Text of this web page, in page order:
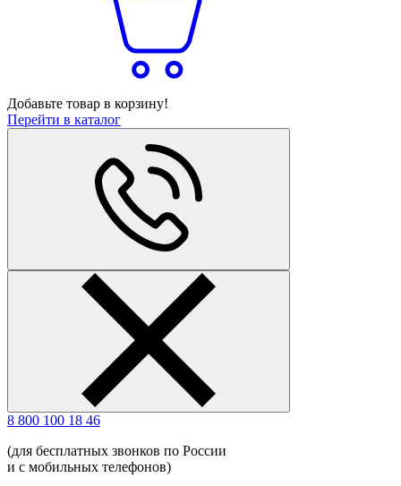
Добавьте товар в корзину!
Перейти в каталог
8 800 100 18 46
(для бесплатных звонков по России
и с мобильных телефонов)